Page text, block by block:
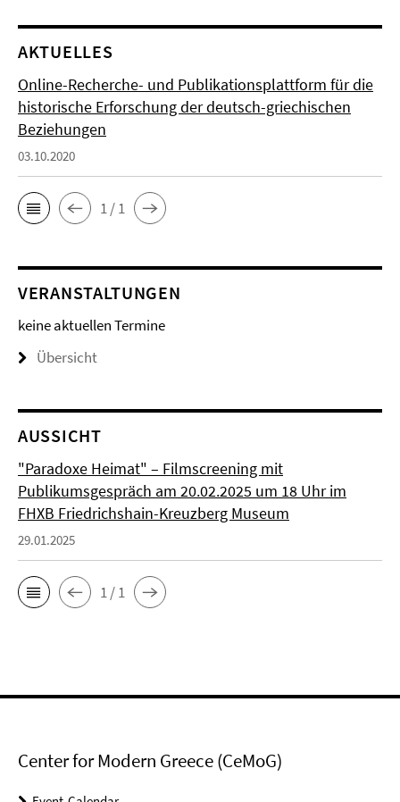
AKTUELLES
Online-Recherche- und Publikationsplattform für die
historische Erforschung der deutsch-griechischen
Beziehungen
03.10.2020
1 / 1
VERANSTALTUNGEN
keine aktuellen Termine
Übersicht
AUSSICHT
"Paradoxe Heimat" – Filmscreening mit
Publikumsgespräch am 20.02.2025 um 18 Uhr im
FHXB Friedrichshain-Kreuzberg Museum
29.01.2025
1 / 1
Center for Modern Greece (CeMoG)